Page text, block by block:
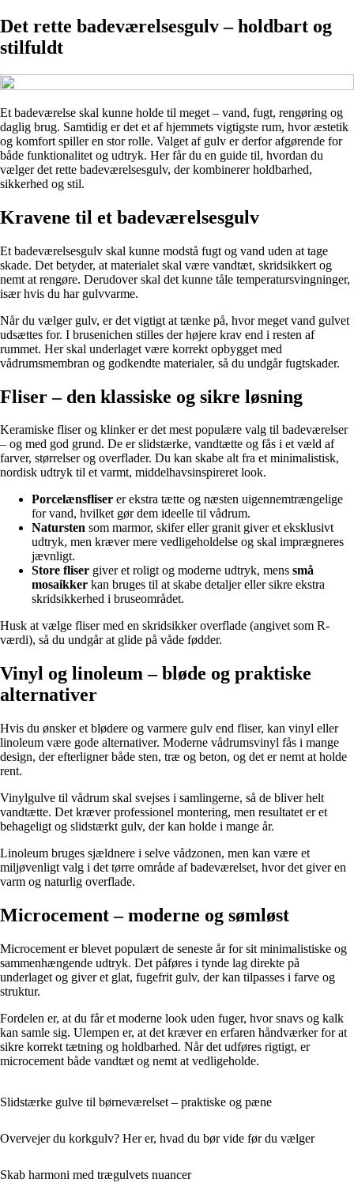
Det rette badeværelsesgulv – holdbart og
stilfuldt
Et badeværelse skal kunne holde til meget – vand, fugt, rengøring og
daglig brug. Samtidig er det et af hjemmets vigtigste rum, hvor æstetik
og komfort spiller en stor rolle. Valget af gulv er derfor afgørende for
både funktionalitet og udtryk. Her får du en guide til, hvordan du
vælger det rette badeværelsesgulv, der kombinerer holdbarhed,
sikkerhed og stil.
Kravene til et badeværelsesgulv
Et badeværelsesgulv skal kunne modstå fugt og vand uden at tage
skade. Det betyder, at materialet skal være vandtæt, skridsikkert og
nemt at rengøre. Derudover skal det kunne tåle temperatursvingninger,
især hvis du har gulvvarme.
Når du vælger gulv, er det vigtigt at tænke på, hvor meget vand gulvet
udsættes for. I brusenichen stilles der højere krav end i resten af
rummet. Her skal underlaget være korrekt opbygget med
vådrumsmembran og godkendte materialer, så du undgår fugtskader.
Fliser – den klassiske og sikre løsning
Keramiske fliser og klinker er det mest populære valg til badeværelser
– og med god grund. De er slidstærke, vandtætte og fås i et væld af
farver, størrelser og overflader. Du kan skabe alt fra et minimalistisk,
nordisk udtryk til et varmt, middelhavsinspireret look.
Porcelænsfliser er ekstra tætte og næsten uigennemtrængelige
for vand, hvilket gør dem ideelle til vådrum.
Natursten som marmor, skifer eller granit giver et eksklusivt
udtryk, men kræver mere vedligeholdelse og skal imprægneres
jævnligt.
Store fliser giver et roligt og moderne udtryk, mens små
mosaikker kan bruges til at skabe detaljer eller sikre ekstra
skridsikkerhed i bruseområdet.
Husk at vælge fliser med en skridsikker overflade (angivet som R-
værdi), så du undgår at glide på våde fødder.
Vinyl og linoleum – bløde og praktiske
alternativer
Hvis du ønsker et blødere og varmere gulv end fliser, kan vinyl eller
linoleum være gode alternativer. Moderne vådrumsvinyl fås i mange
design, der efterligner både sten, træ og beton, og det er nemt at holde
rent.
Vinylgulve til vådrum skal svejses i samlingerne, så de bliver helt
vandtætte. Det kræver professionel montering, men resultatet er et
behageligt og slidstærkt gulv, der kan holde i mange år.
Linoleum bruges sjældnere i selve vådzonen, men kan være et
miljøvenligt valg i det tørre område af badeværelset, hvor det giver en
varm og naturlig overflade.
Microcement – moderne og sømløst
Microcement er blevet populært de seneste år for sit minimalistiske og
sammenhængende udtryk. Det påføres i tynde lag direkte på
underlaget og giver et glat, fugefrit gulv, der kan tilpasses i farve og
struktur.
Fordelen er, at du får et moderne look uden fuger, hvor snavs og kalk
kan samle sig. Ulempen er, at det kræver en erfaren håndværker for at
sikre korrekt tætning og holdbarhed. Når det udføres rigtigt, er
microcement både vandtæt og nemt at vedligeholde.
Slidstærke gulve til børneværelset – praktiske og pæne
Overvejer du korkgulv? Her er, hvad du bør vide før du vælger
Skab harmoni med trægulvets nuancer